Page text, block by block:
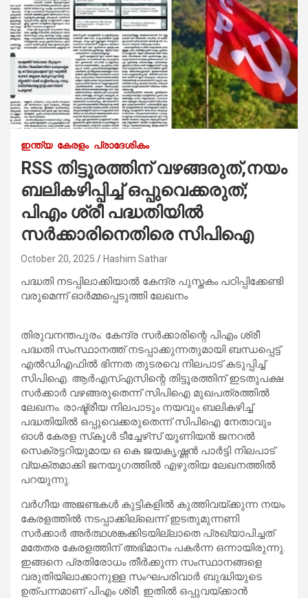
ഇന്ത്യ കേരളം പ്രാദേശികം
RSS തിട്ടൂരത്തിന് വഴങ്ങരുത്,നയം
ബലികഴിപ്പിച്ച് ഒപ്പുവെക്കരുത്;
പിഎം ശ്രീ പദ്ധതിയിൽ
സർക്കാരിനെതിരെ സിപിഐ
October 20, 2025 Hashim Sathar
പദ്ധതി നടപ്പിലാക്കിയാൽ കേന്ദ്ര പുസ്തകം പഠിപ്പിക്കേണ്ടി
വരുമെന്ന് ഓർമ്മപ്പെടുത്തി ലേഖനം
തിരുവനന്തപുരം: കേന്ദ്ര സർക്കാരിന്റെ പിഎം ശ്രീ
പദ്ധതി സംസ്ഥാനത്ത് നടപ്പാക്കുന്നതുമായി ബന്ധപ്പെട്ട്
എൽഡിഎഫിൽ ഭിന്നത തുടരവെ നിലപാട് കടുപ്പിച്ച്
സിപിഐ. ആർഎസ്എസിന്റെ തിട്ടൂരത്തിന് ഇടതുപക്ഷ
സർക്കാർ വഴങ്ങരുതെന്ന് സിപിഐ മുഖപത്രത്തിൽ
ലേഖനം. രാഷ്ട്രീയ നിലപാടും നയവും ബലികഴിച്ച്
പദ്ധതിയിൽ ഒപ്പുവെക്കരുതെന്ന് സിപിഐ നേതാവും
ഓൾ കേരള സ്‌കൂൾ ടീച്ചേഴ്‌സ് യൂണിയൻ ജനറൽ
സെക്രട്ടറിയുമായ ഒ കെ ജയകൃഷ്ണൻ പാർട്ടി നിലപാട്
വ്യക്തമാക്കി ജനയുഗത്തിൽ എഴുതിയ ലേഖനത്തിൽ
പറയുന്നു.
വർഗീയ അജണ്ടകൾ കുട്ടികളിൽ കുത്തിവയ്ക്കുന്ന നയം
കേരളത്തിൽ നടപ്പാക്കില്ലെന്ന് ഇടതുമുന്നണി
സർക്കാർ അർത്ഥശങ്കക്കിടയില്ലാതെ പ്രഖ്യാപിച്ചത്
മതേതര കേരളത്തിന് അഭിമാനം പകർന്ന ഒന്നായിരുന്നു.
ഇങ്ങനെ പ്രതിരോധം തീർക്കുന്ന സംസ്ഥാനങ്ങളെ
വരുതിയിലാക്കാനുള്ള സംഘപരിവാർ ബുദ്ധിയുടെ
ഉത്പന്നമാണ് പിഎം ശ്രീ. ഇതിൽ ഒപ്പുവയ്ക്കാൻ